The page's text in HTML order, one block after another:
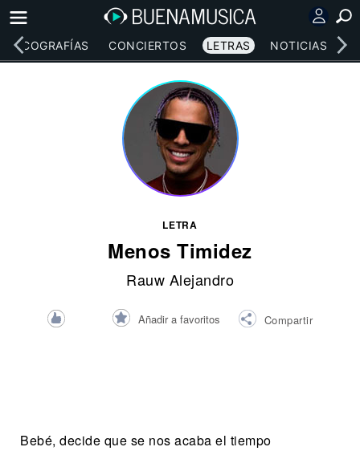
DISCOGRAFÍAS CONCIERTOS LETRAS NOTICIAS
LETRA
Menos Timidez
Rauw Alejandro
Añadir a favoritos Compartir
Bebé, decide que se nos acaba el tiempo